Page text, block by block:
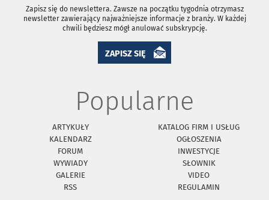
Zapisz się do newslettera. Zawsze na początku tygodnia otrzymasz
newsletter zawierający najważniejsze informacje z branży. W każdej
chwili będziesz mógł anulować subskrypcję.
ZAPISZ SIĘ
Popularne
ARTYKUŁY
KATALOG FIRM I USŁUG
KALENDARZ
OGŁOSZENIA
FORUM
INWESTYCJE
WYWIADY
SŁOWNIK
GALERIE
VIDEO
RSS
REGULAMIN